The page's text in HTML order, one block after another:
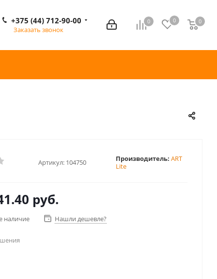
0 0 0
0
+375 (44) 712-90-00
Заказать звонок
Артикул: 104750 Производитель: ART
Lite
руб.
наличие Нашли дешевле?